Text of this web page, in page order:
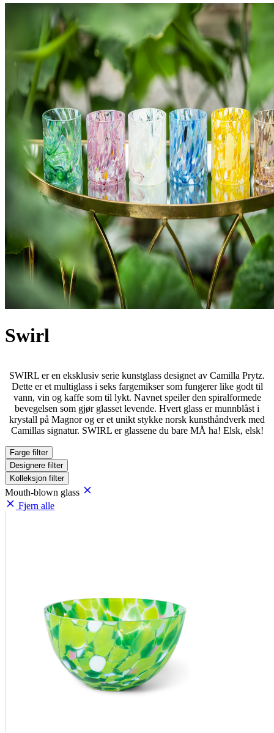
Swirl
SWIRL er en eksklusiv serie kunstglass designet av Camilla Prytz.
Dette er et multiglass i seks fargemikser som fungerer like godt til
vann, vin og kaffe som til lykt. Navnet speiler den spiralformede
bevegelsen som gjør glasset levende. Hvert glass er munnblåst i
krystall på Magnor og er et unikt stykke norsk kunsthåndverk med
Camillas signatur. SWIRL er glassene du bare MÅ ha! Elsk, elsk!
Farge filter
Designere filter
Kolleksjon filter
Mouth-blown glass
Fjern alle